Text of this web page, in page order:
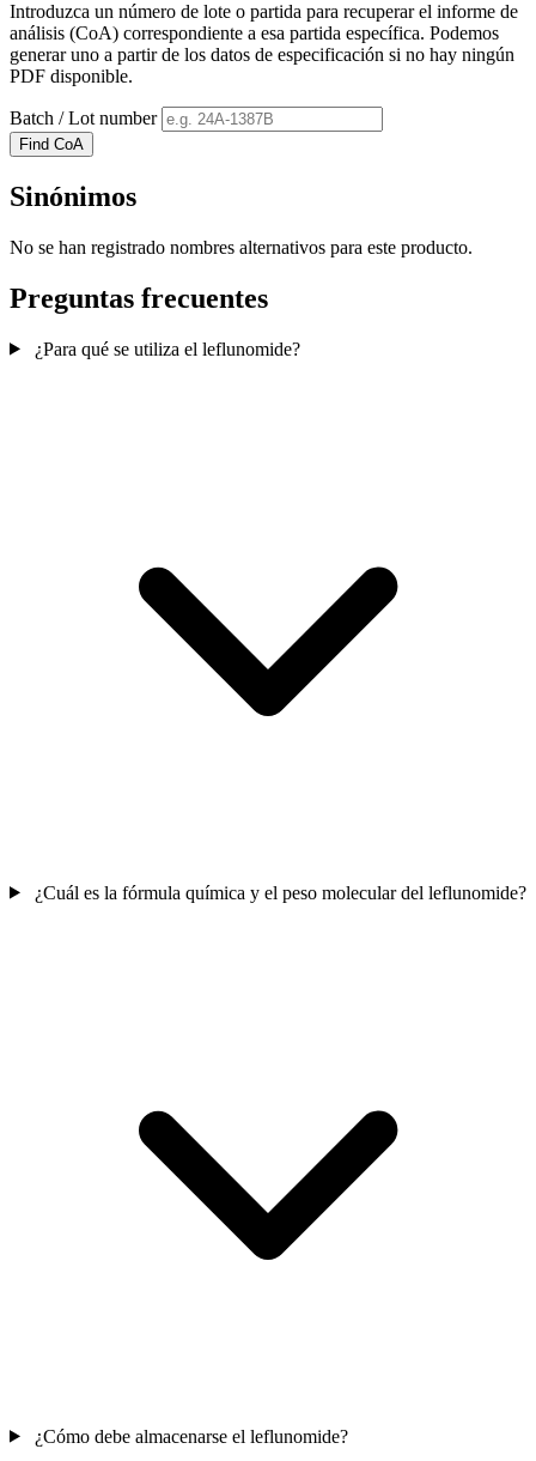
Introduzca un número de lote o partida para recuperar el informe de
análisis (CoA) correspondiente a esa partida específica. Podemos
generar uno a partir de los datos de especificación si no hay ningún
PDF disponible.
Batch / Lot number
Find CoA
Sinónimos
No se han registrado nombres alternativos para este producto.
Preguntas frecuentes
¿Para qué se utiliza el leflunomide?
¿Cuál es la fórmula química y el peso molecular del leflunomide?
¿Cómo debe almacenarse el leflunomide?